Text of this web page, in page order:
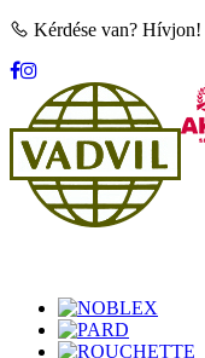
Kérdése van? Hívjon!